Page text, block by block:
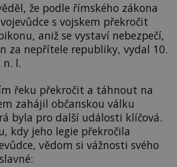
že podle římského zákona
s vojskem překročit
aniž se vystaví nebezpečí,
za nepřítele republiky, vydal 10.
l.
řeku překročit a táhnout na
zahájil občanskou válku
byla pro další události klíčová.
kdy jeho legie překročila
vědom si vážnosti svého